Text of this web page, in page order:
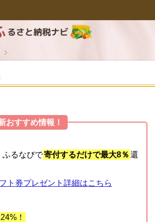
おすすめ情報！
ふるなびで寄付するだけで最大8％ 還
ト券プレゼント詳細はこちら
！